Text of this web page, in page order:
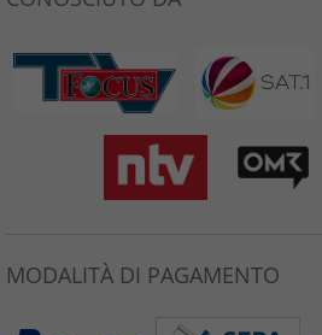
MODALITÀ DI PAGAMENTO